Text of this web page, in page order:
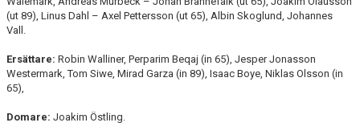
(ut 89), Linus Dahl – Axel Pettersson (ut 65), Albin Skoglund, Johannes
Vall.
Ersättare: Robin Walliner, Perparim Beqaj (in 65), Jesper Jonasson
Westermark, Tom Siwe, Mirad Garza (in 89), Isaac Boye, Niklas Olsson (in
65),
Domare: Joakim Östling.